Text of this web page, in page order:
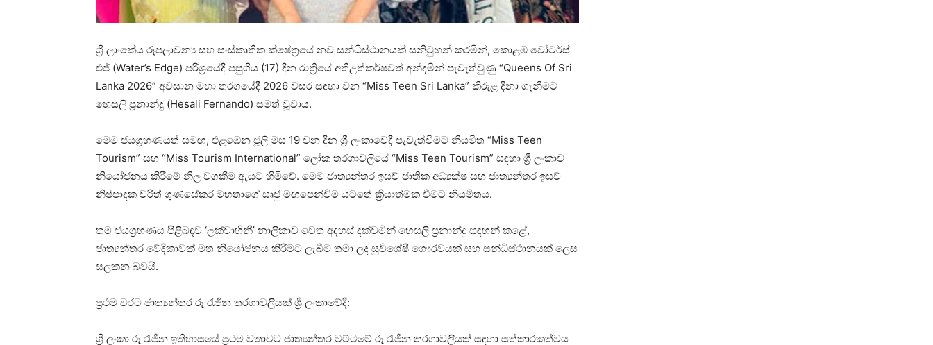
ශ්‍රී ලාංකේය රූපලාවන්‍ය සහ සංස්කෘතික ක්ෂේත්‍රයේ නව සන්ධිස්ථානයක් සනිටුහන් කරමින්, කොළඹ වෝටර්ස්
එජ් (Water’s Edge) පරිශ්‍රයේදී පසුගිය (17) දින රාත්‍රියේ අතිඋත්කර්ෂවත් අන්දමින් පැවැත්වුණු “Queens Of Sri
Lanka 2026” අවසාන මහා තරගයේදී 2026 වසර සඳහා වන “Miss Teen Sri Lanka” කිරුළ දිනා ගැනීමට
හෙසලි ප්‍රනාන්දු (Hesali Fernando) සමත් වූවාය.
මෙම ජයග්‍රහණයත් සමඟ, එළඹෙන ජූලි මස 19 වන දින ශ්‍රී ලංකාවේදී පැවැත්වීමට නියමිත “Miss Teen
Tourism” සහ “Miss Tourism International” ලෝක තරගාවලියේ “Miss Teen Tourism” සඳහා ශ්‍රී ලංකාව
නියෝජනය කිරීමේ නිල වගකීම ඇයට හිමිවේ. මෙම ජාත්‍යන්තර ඉසව් ජාතික අධ්‍යක්ෂ සහ ජාත්‍යන්තර ඉසව්
නිෂ්පාදක චරිත් ගුණසේකර මහතාගේ සෘජු මඟපෙන්වීම යටතේ ක්‍රියාත්මක වීමට නියමිතය.
තම ජයග්‍රහණය පිළිබඳව ‘ලක්වාහිනී’ නාලිකාව වෙත අදහස් දක්වමින් හෙසලි ප්‍රනාන්දු සඳහන් කළේ,
ජාත්‍යන්තර වේදිකාවක් මත නියෝජනය කිරීමට ලැබීම තමා ලද සුවිශේෂී ගෞරවයක් සහ සන්ධිස්ථානයක් ලෙස
සලකන බවයි.
ප්‍රථම වරට ජාත්‍යන්තර රූ රැජින තරගාවලියක් ශ්‍රී ලංකාවේදී:
ශ්‍රී ලංකා රූ රැජින ඉතිහාසයේ ප්‍රථම වතාවට ජාත්‍යන්තර මට්ටමේ රූ රැජින තරගාවලියක් සඳහා සත්කාරකත්වය